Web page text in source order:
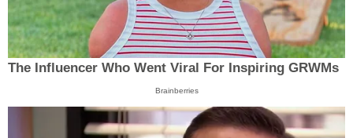
The Influencer Who Went Viral For Inspiring GRWMs
Brainberries